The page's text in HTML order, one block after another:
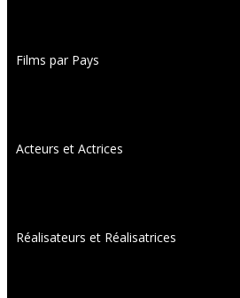
Films par Pays
Acteurs et Actrices
Réalisateurs et Réalisatrices